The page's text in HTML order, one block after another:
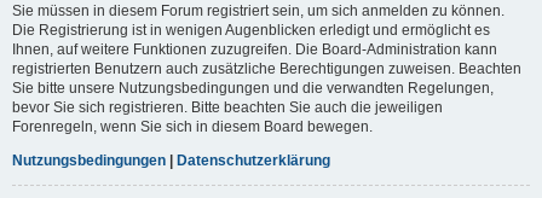
Sie müssen in diesem Forum registriert sein, um sich anmelden zu können.
Die Registrierung ist in wenigen Augenblicken erledigt und ermöglicht es
Ihnen, auf weitere Funktionen zuzugreifen. Die Board-Administration kann
registrierten Benutzern auch zusätzliche Berechtigungen zuweisen. Beachten
Sie bitte unsere Nutzungsbedingungen und die verwandten Regelungen,
bevor Sie sich registrieren. Bitte beachten Sie auch die jeweiligen
Forenregeln, wenn Sie sich in diesem Board bewegen.
Nutzungsbedingungen | Datenschutzerklärung